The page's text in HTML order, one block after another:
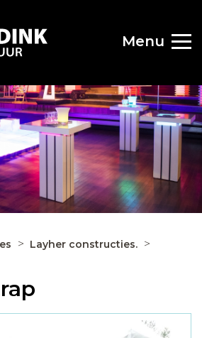
Menu
Layher constructies.